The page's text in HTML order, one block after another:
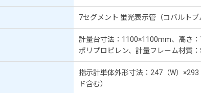
7セグメント 蛍光表示管（コバルト
計量台寸法：1100×1100mm、高さ
ポリプロピレン、計量フレーム材質
指示計単体外形寸法：247（W）
ド含む）